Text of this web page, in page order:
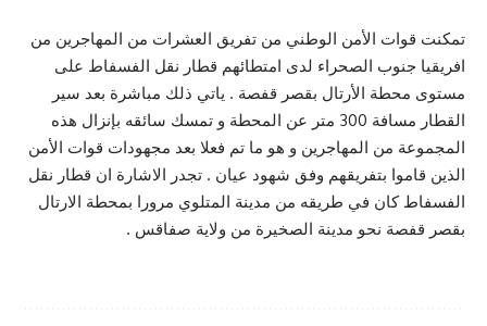
تمكنت قوات الأمن الوطني من تفريق العشرات من المهاجرين من
افريقيا جنوب الصحراء لدى امتطائهم قطار نقل الفسفاط على
مستوى محطة الأرتال بقصر قفصة . ياتي ذلك مباشرة بعد سير
القطار مسافة 300 متر عن المحطة و تمسك سائقه بإنزال هذه
المجموعة من المهاجرين و هو ما تم فعلا بعد مجهودات قوات الأمن
الذين قاموا بتفريقهم وفق شهود عيان . تجدر الاشارة ان قطار نقل
الفسفاط كان في طريقه من مدينة المتلوي مرورا بمحطة الارتال
بقصر قفصة نحو مدينة الصخيرة من ولاية صفاقس .